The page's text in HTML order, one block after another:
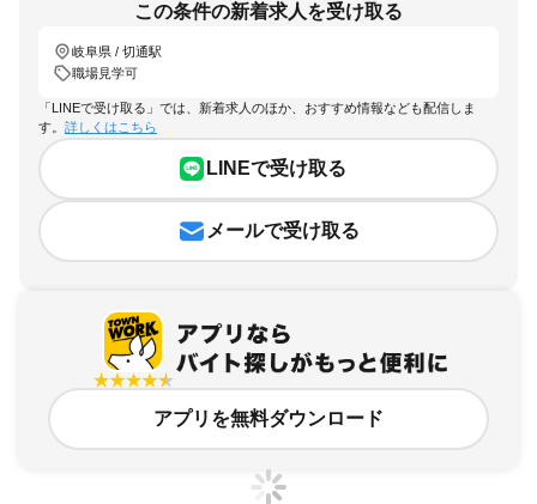
この条件の新着求人を受け取る
岐阜県 / 切通駅
職場見学可
「LINEで受け取る」では、新着求人のほか、おすすめ情報なども配信しま
す。 詳しくはこちら
LINEで受け取る
メールで受け取る
アプリを無料ダウンロード